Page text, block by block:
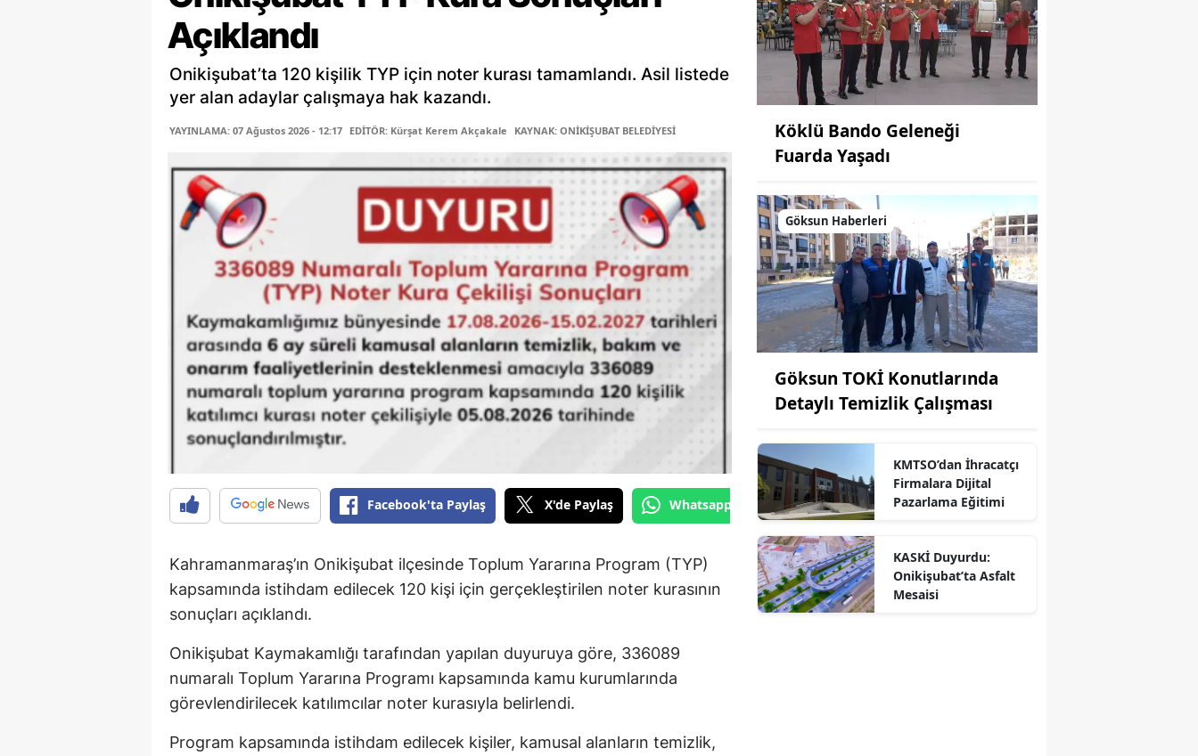
Açıklandı
Onikişubat’ta 120 kişilik TYP için noter kurası tamamlandı. Asil listede
yer alan adaylar çalışmaya hak kazandı.
YAYINLAMA: 07 Ağustos 2026 - 12:17 EDİTÖR: Kürşat Kerem Akçakale KAYNAK: ONİKİŞUBAT BELEDİYESİ
Facebook'ta Paylaş X'de Paylaş Whatsapp'tan Gönder
Kahramanmaraş’ın Onikişubat ilçesinde Toplum Yararına Program (TYP)
kapsamında istihdam edilecek 120 kişi için gerçekleştirilen noter kurasının
sonuçları açıklandı.
Onikişubat Kaymakamlığı tarafından yapılan duyuruya göre, 336089
numaralı Toplum Yararına Programı kapsamında kamu kurumlarında
görevlendirilecek katılımcılar noter kurasıyla belirlendi.
Program kapsamında istihdam edilecek kişiler, kamusal alanların temizlik,
Köklü Bando Geleneği
Fuarda Yaşadı
Göksun Haberleri
Göksun TOKİ Konutlarında
Detaylı Temizlik Çalışması
KMTSO’dan İhracatçı
Firmalara Dijital
Pazarlama Eğitimi
KASKİ Duyurdu:
Onikişubat’ta Asfalt
Mesaisi